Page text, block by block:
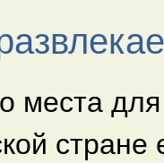
места
стране